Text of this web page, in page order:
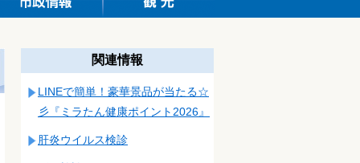
関連情報
LINEで簡単！豪華景品が当たる☆
彡『ミラたん健康ポイント2026』
肝炎ウイルス検診